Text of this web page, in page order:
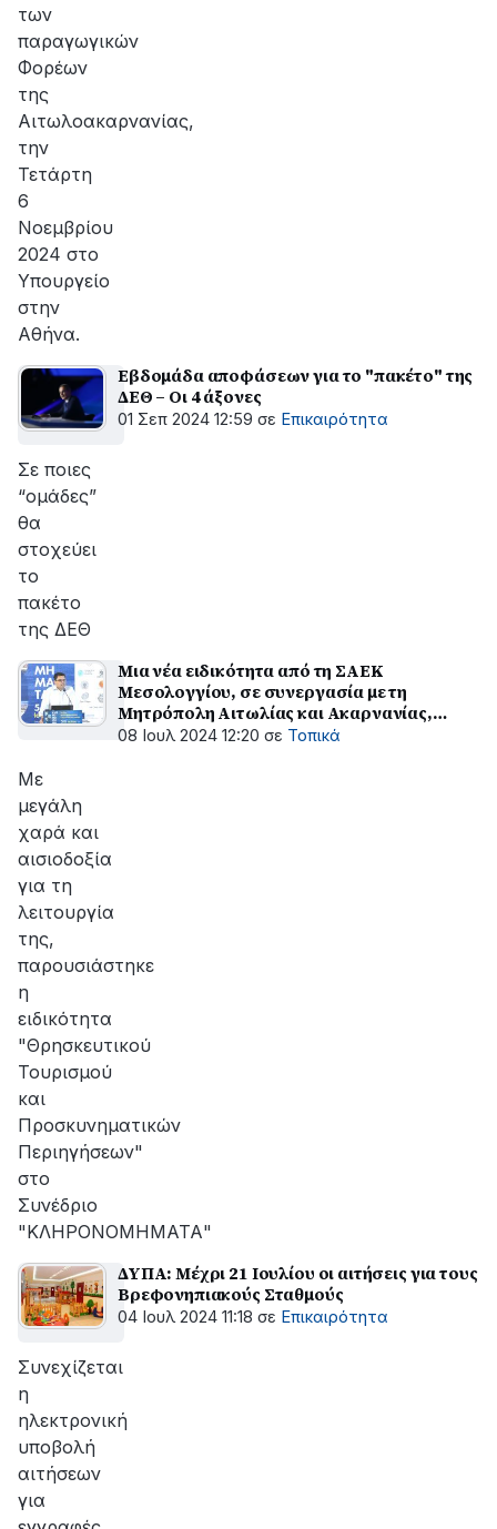
των
παραγωγικών
Φορέων
της
Αιτωλοακαρνανίας,
την
Τετάρτη
6
Νοεμβρίου
2024 στο
Υπουργείο
στην
Αθήνα.
Εβδομάδα αποφάσεων για το "πακέτο" της
ΔΕΘ – Οι 4 άξονες
01 Σεπ 2024 12:59 σε Επικαιρότητα
Σε ποιες
“ομάδες”
θα
στοχεύει
το
πακέτο
της ΔΕΘ
Μια νέα ειδικότητα από τη ΣΑΕΚ
Μεσολογγίου, σε συνεργασία με τη
Μητρόπολη Αιτωλίας και Ακαρνανίας,
παρουσιάστηκε στο Συνέδριο
08 Ιουλ 2024 12:20 σε Τοπικά
Με
μεγάλη
χαρά και
αισιοδοξία
για τη
λειτουργία
της,
παρουσιάστηκε
η
ειδικότητα
"Θρησκευτικού
Τουρισμού
και
Προσκυνηματικών
Περιηγήσεων"
στο
Συνέδριο
"ΚΛΗΡΟΝΟΜΗΜΑΤΑ"
ΔΥΠΑ: Μέχρι 21 Ιουλίου οι αιτήσεις για τους
Βρεφονηπιακούς Σταθμούς
04 Ιουλ 2024 11:18 σε Επικαιρότητα
Συνεχίζεται
η
ηλεκτρονική
υποβολή
αιτήσεων
για